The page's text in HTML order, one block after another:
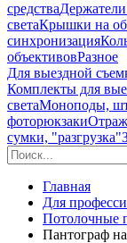
средства
светаКрышки на
синхронизация
объективовРазное
Для выездной
Комплекты для
светаМоноподы,
фоторюкзаки
сумки, "разгрузка"
Главная
Для
Потолочные
Пантограф